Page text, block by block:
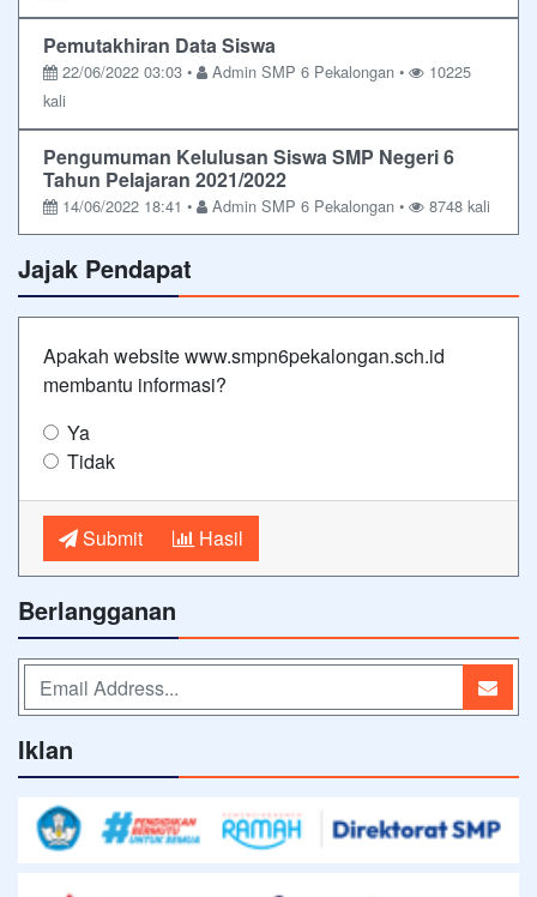
Pemutakhiran Data Siswa
22/06/2022 03:03 • Admin SMP 6 Pekalongan •
10225
kali
Pengumuman Kelulusan Siswa SMP Negeri 6
Tahun Pelajaran 2021/2022
14/06/2022 18:41 • Admin SMP 6 Pekalongan • 8748 kali
Jajak Pendapat
Apakah website www.smpn6pekalongan.sch.id
membantu informasi?
Ya
Tidak
Submit Hasil
Berlangganan
Iklan